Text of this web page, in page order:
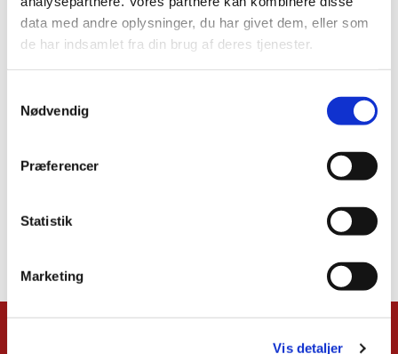
data med andre oplysninger, du har givet dem, eller som
de har indsamlet fra din brug af deres tjenester.
Nødvendig
Præferencer
Statistik
Marketing
Vis detaljer